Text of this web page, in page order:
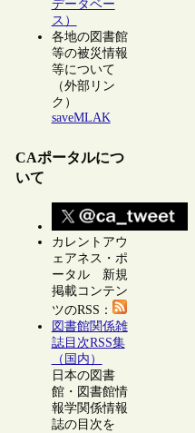
データベー
ス）
各地の図書館
等の被災情報
等について
（外部リン
ク）
saveMLAK
CAポータルにつ
いて
カレントアウ
ェアネス・ポ
ータル 新規
掲載コンテン
ツのRSS：
図書館関係雑
誌目次RSS集
（国内）
日本の図書
館・図書館情
報学関係情報
誌の目次を